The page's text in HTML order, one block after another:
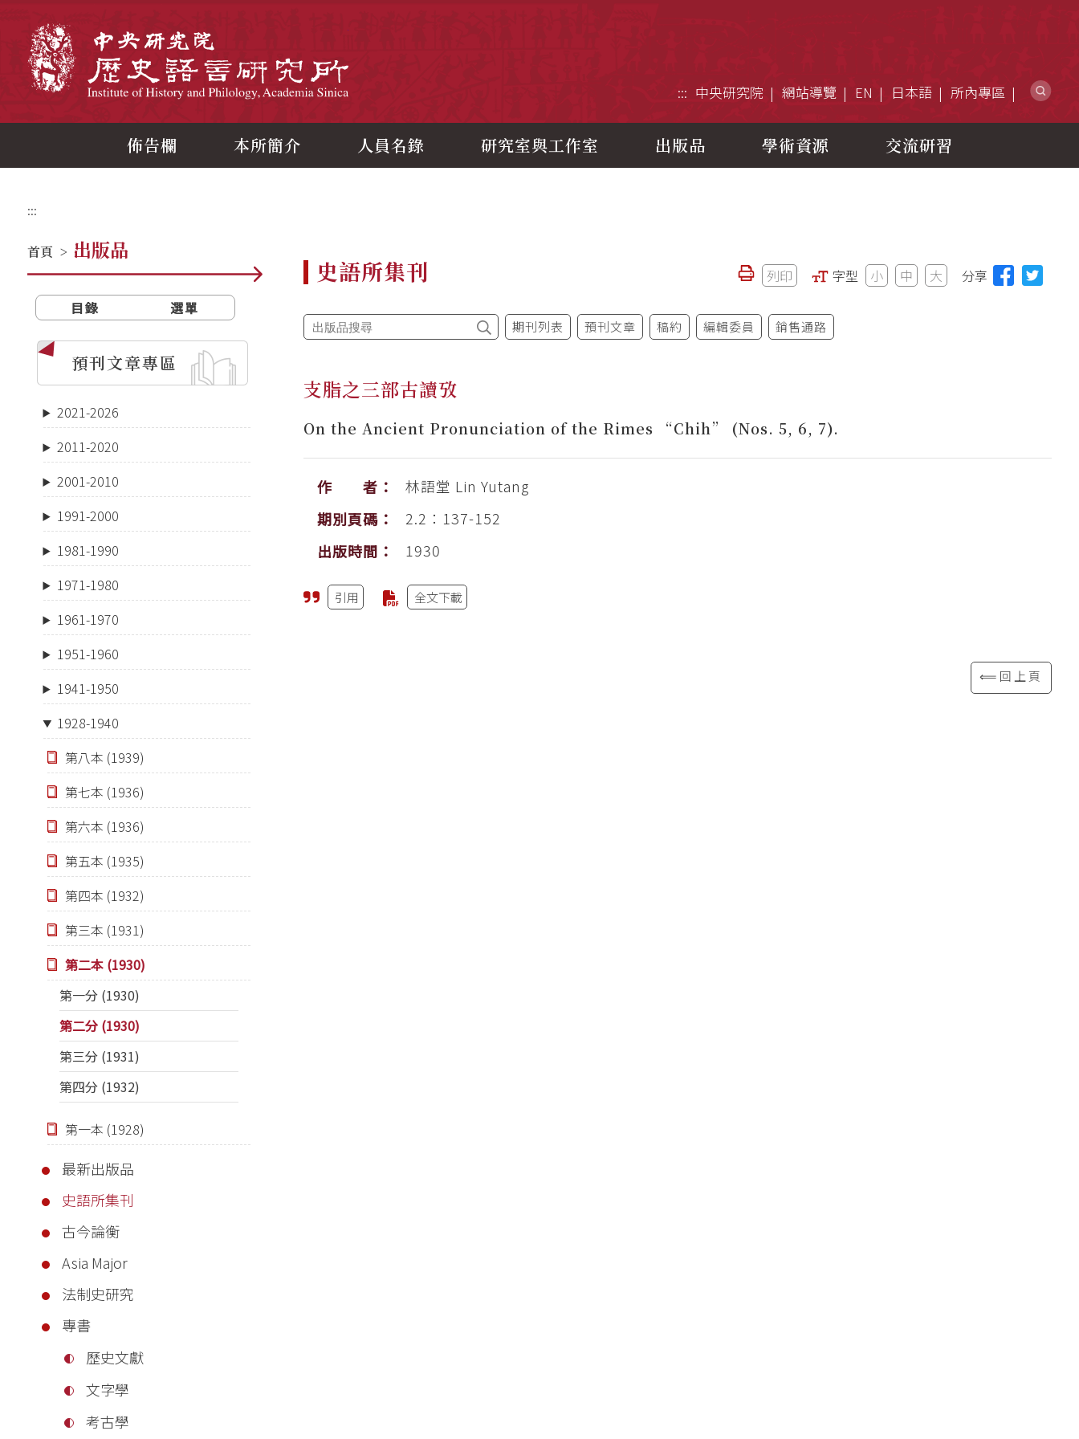
::: 中央研究院 網站導覽 EN 日本語 所內專區
佈告欄 本所簡介 人員名錄 研究室與工作室 出版品 學術資源 交流研習
:::
首頁 > 出版品
目錄 選單
預刊文章專區
2021-2026
2011-2020
2001-2010
1991-2000
1981-1990
1971-1980
1961-1970
1951-1960
1941-1950
1928-1940
第八本 (1939)
第七本 (1936)
第六本 (1936)
第五本 (1935)
第四本 (1932)
第三本 (1931)
第二本 (1930)
第一分 (1930)
第二分 (1930)
第三分 (1931)
第四分 (1932)
第一本 (1928)
最新出版品
史語所集刊
古今論衡
Asia Major
法制史研究
專書
歷史文獻
文字學
考古學
史語所集刊 列印 字型 小 中 大 分享
期刊列表 預刊文章 稿約 編輯委員 銷售通路
支脂之三部古讀攷
On the Ancient Pronunciation of the Rimes “Chih” (Nos. 5, 6, 7).
作 者： 林語堂 Lin Yutang
期別頁碼：
2.2：137-152
出版時間：
1930
引用 全文下載
⟸回上頁